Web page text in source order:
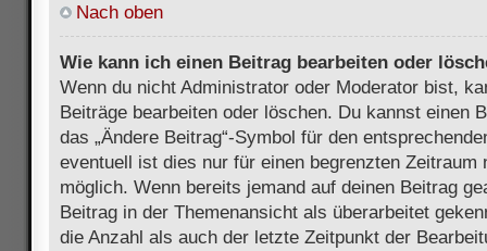
Nach oben
Wie kann ich einen Beitrag bearbeiten oder
Wenn du nicht Administrator oder Moderator bist,
Beiträge bearbeiten oder löschen. Du kannst einen
das „Ändere Beitrag“-Symbol für den
eventuell ist dies nur für einen begrenzten Zeitraum
möglich. Wenn bereits jemand auf deinen Beitrag
Beitrag in der Themenansicht als überarbeitet
die Anzahl als auch der letzte Zeitpunkt der